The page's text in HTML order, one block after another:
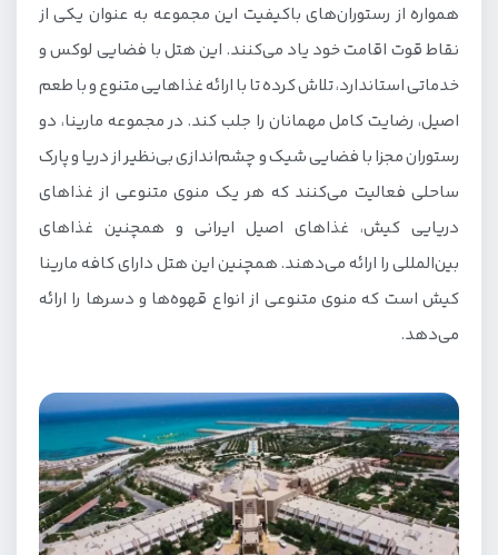
همواره از رستوران‌های باکیفیت این مجموعه به عنوان یکی از
نقاط قوت اقامت خود یاد می‌کنند. این هتل با فضایی لوکس و
خدماتی استاندارد، تلاش کرده تا با ارائه غذاهایی متنوع و با طعم
اصیل، رضایت کامل مهمانان را جلب کند. در مجموعه مارینا، دو
رستوران مجزا با فضایی شیک و چشم‌اندازی بی‌نظیر از دریا و پارک
ساحلی فعالیت می‌کنند که هر یک منوی متنوعی از غذاهای
دریایی کیش، غذاهای اصیل ایرانی و همچنین غذاهای
بین‌المللی را ارائه می‌دهند. همچنین این هتل دارای کافه مارینا
کیش است که منوی متنوعی از انواع قهوه‌ها و دسرها را ارائه
می‌دهد.